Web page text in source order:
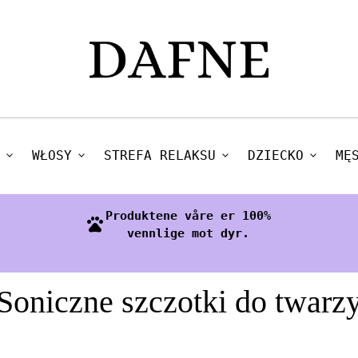
expand_more WŁOSY expand_more STREFA RELAKSU expand_more DZIECKO expand_more
pets Produktene våre er 100%
vennlige mot dyr.
szczotki do